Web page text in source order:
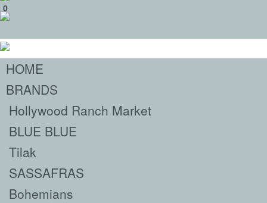
0
HOME
BRANDS
Hollywood Ranch Market
BLUE BLUE
Tilak
SASSAFRAS
Bohemians